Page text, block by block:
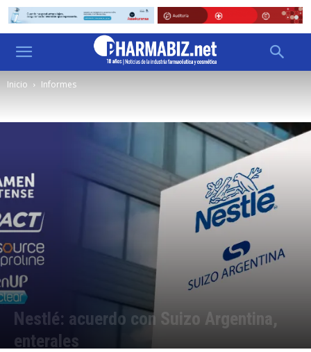
Inicio Informes
Nestlé: acuerdo con Suizo Argentina,
enterales